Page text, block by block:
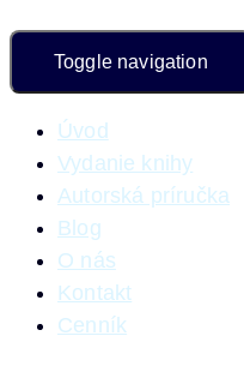
Toggle navigation
Úvod
Vydanie knihy
Autorská príručka
Blog
O nás
Kontakt
Cenník